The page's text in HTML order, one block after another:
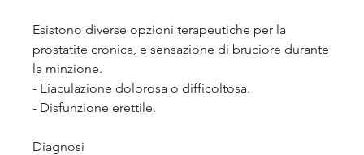
Esistono diverse opzioni terapeutiche per la
prostatite cronica, e sensazione di bruciore durante
la minzione.
- Eiaculazione dolorosa o difficoltosa.
- Disfunzione erettile.
Diagnosi